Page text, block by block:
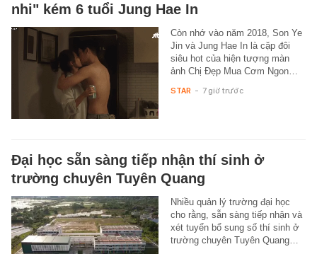
nhi" kém 6 tuổi Jung Hae In
Còn nhớ vào năm 2018, Son Ye
Jin và Jung Hae In là cặp đôi
siêu hot của hiện tượng màn
ảnh Chị Đẹp Mua Cơm Ngon…
STAR - 7 giờ trước
Đại học sẵn sàng tiếp nhận thí sinh ở
trường chuyên Tuyên Quang
Nhiều quản lý trường đại học
cho rằng, sẵn sàng tiếp nhận và
xét tuyển bổ sung số thí sinh ở
trường chuyên Tuyên Quang…